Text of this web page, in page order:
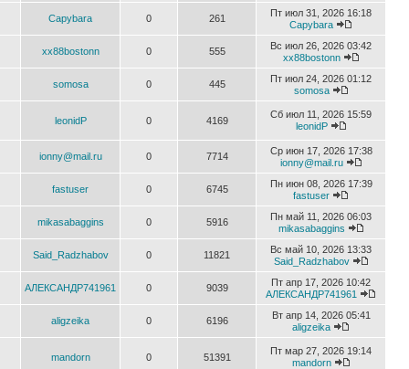
Capybara 0 261
Пт июл 31, 2026 16:18
Capybara
xx88bostonn 0 555
Вс июл 26, 2026 03:42
xx88bostonn
somosa 0 445
Пт июл 24, 2026 01:12
somosa
leonidP 0 4169
Сб июл 11, 2026 15:59
leonidP
ionny@mail.ru 0 7714
Ср июн 17, 2026 17:38
ionny@mail.ru
fastuser 0 6745
Пн июн 08, 2026 17:39
fastuser
mikasabaggins 0 5916
Пн май 11, 2026 06:03
mikasabaggins
Said_Radzhabov 0 11821
Вс май 10, 2026 13:33
Said_Radzhabov
АЛЕКСАНДР741961 0 9039
Пт апр 17, 2026 10:42
АЛЕКСАНДР741961
aligzeika 0 6196
Вт апр 14, 2026 05:41
aligzeika
mandorn 0 51391
Пт мар 27, 2026 19:14
mandorn